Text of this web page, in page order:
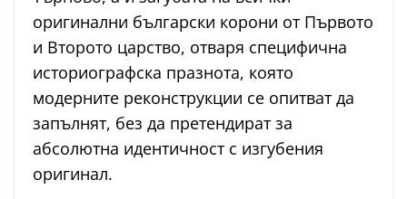
оригинални български корони от Първото
и Второто царство, отваря специфична
историографска празнота, която
модерните реконструкции се опитват да
запълнят, без да претендират за
абсолютна идентичност с изгубения
оригинал.